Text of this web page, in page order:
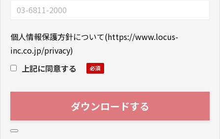
個人情報保護方針について(https://www.locus-
inc.co.jp/privacy)
上記に同意する